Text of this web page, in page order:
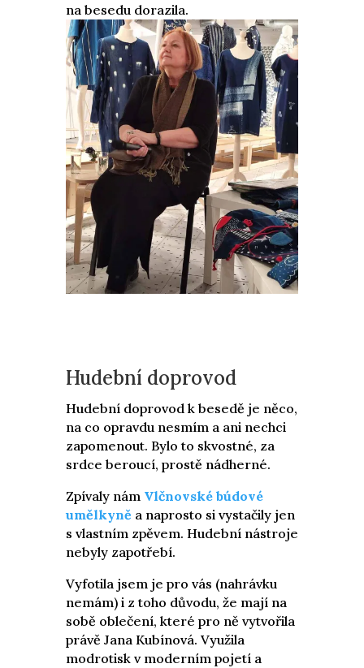
na besedu dorazila.
Hudební doprovod
Hudební doprovod k besedě je něco,
na co opravdu nesmím a ani nechci
zapomenout. Bylo to skvostné, za
srdce beroucí, prostě nádherné.
Zpívaly nám Vlčnovské búdové
umělkyně a naprosto si vystačily jen
s vlastním zpěvem. Hudební nástroje
nebyly zapotřebí.
Vyfotila jsem je pro vás (nahrávku
nemám) i z toho důvodu, že mají na
sobě oblečení, které pro ně vytvořila
právě Jana Kubínová. Využila
modrotisk v moderním pojetí a